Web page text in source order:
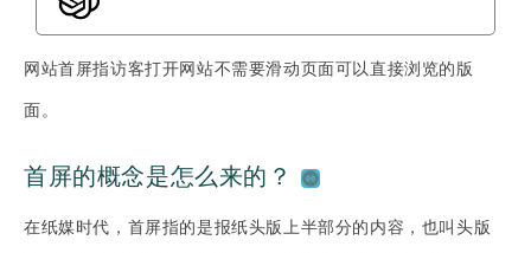
网站首屏指访客打开网站不需要滑动页面可以直接浏览的版
面。
首屏的概念是怎么来的？
在纸媒时代，首屏指的是报纸头版上半部分的内容，也叫头版